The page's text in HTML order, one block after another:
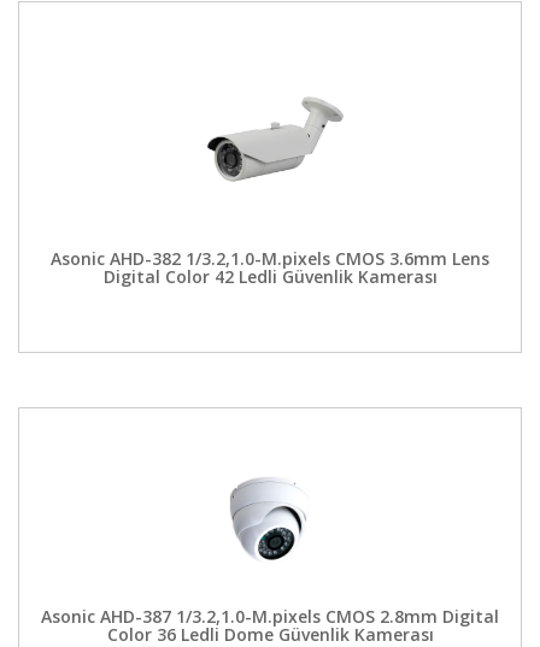
Asonic AHD-382 1/3.2,1.0-M.pixels CMOS 3.6mm Lens
Digital Color 42 Ledli Güvenlik Kamerası
Asonic AHD-387 1/3.2,1.0-M.pixels CMOS 2.8mm Digital
Color 36 Ledli Dome Güvenlik Kamerası